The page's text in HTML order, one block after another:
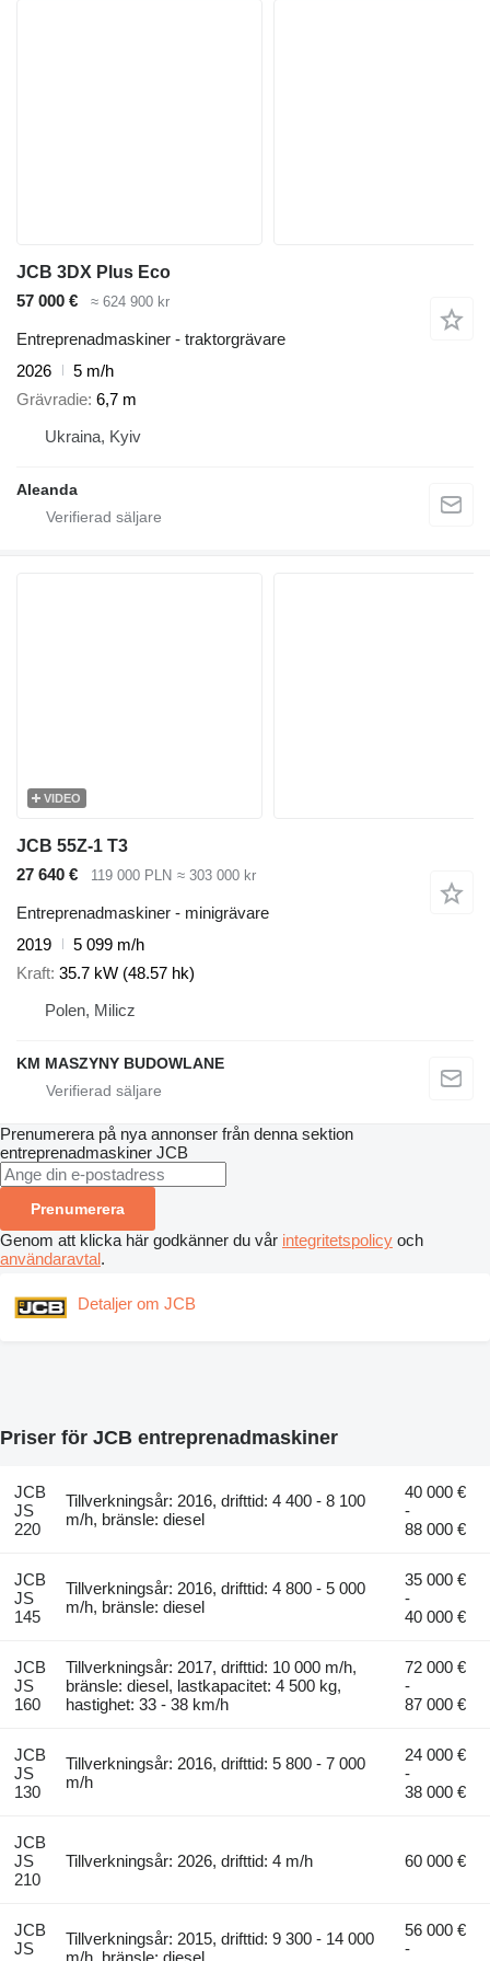
JCB 3DX Plus Eco
57 000 €
≈ 624 900 kr
Entreprenadmaskiner - traktorgrävare
2026
5 m/h
Grävradie 6,7 m
Ukraina, Kyiv
Aleanda
VIDEO
JCB 55Z-1 T3
27 640 €
119 000 PLN ≈ 303 000 kr
Entreprenadmaskiner - minigrävare
2019
5 099 m/h
Kraft 35.7 kW (48.57 hk)
Polen, Milicz
KM MASZYNY BUDOWLANE
Prenumerera på nya annonser från denna sektion
entreprenadmaskiner JCB
Prenumerera
Genom att klicka här godkänner du vår integritetspolicy och
användaravtal.
Detaljer om JCB
Priser för JCB entreprenadmaskiner
JCB
JS
220
Tillverkningsår: 2016, drifttid: 4 400 - 8 100
m/h, bränsle: diesel
40 000 €
-
88 000 €
JCB
JS
145
Tillverkningsår: 2016, drifttid: 4 800 - 5 000
m/h, bränsle: diesel
35 000 €
-
40 000 €
JCB
JS
160
Tillverkningsår: 2017, drifttid: 10 000 m/h,
bränsle: diesel, lastkapacitet: 4 500 kg,
hastighet: 33 - 38 km/h
72 000 €
-
87 000 €
JCB
JS
130
Tillverkningsår: 2016, drifttid: 5 800 - 7 000
m/h
24 000 €
-
38 000 €
JCB
JS
210
Tillverkningsår: 2026, drifttid: 4 m/h 60 000 €
JCB
JS
Tillverkningsår: 2015, drifttid: 9 300 - 14 000
m/h, bränsle: diesel
56 000 €
-